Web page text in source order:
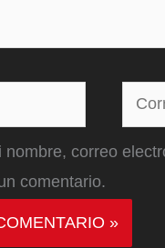
Correo
nombre, correo
comentario.